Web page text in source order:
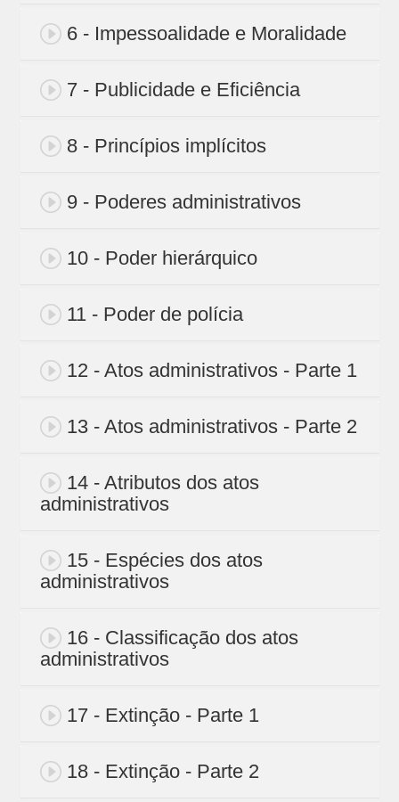
6 - Impessoalidade e Moralidade
7 - Publicidade e Eficiência
8 - Princípios implícitos
9 - Poderes administrativos
10 - Poder hierárquico
11 - Poder de polícia
12 - Atos administrativos - Parte 1
13 - Atos administrativos - Parte 2
14 - Atributos dos atos
administrativos
15 - Espécies dos atos
administrativos
16 - Classificação dos atos
administrativos
17 - Extinção - Parte 1
18 - Extinção - Parte 2